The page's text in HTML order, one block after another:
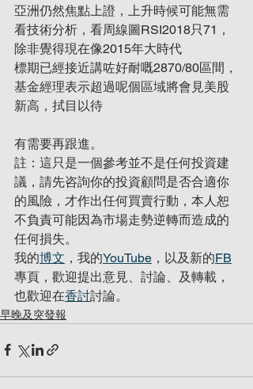
亞洲仍然焦點上證，上升時候可能無需
看技術分析，看周線圖RSI2018只71，
除非覺得現在像2015年大時代
標期已經接近講咗好耐嘅2870/80區間，
基金經理表示超過呢個區域將會見美股
新高，拭目以待
有需要再跟進。
註：這只是一個參考並不是任何投資建
議，請先咨詢你的投資顧問是否合適你
的風險，才作出任何買賣行動，本人恕
不負責可能因為市場走勢逆轉而造成的
任何損失。
我的博文 ，我的YouTube ，以及新的FB
專頁，歡迎提出意見、討論、及轉載，
也歡迎在香討討論。
早晚及突發報